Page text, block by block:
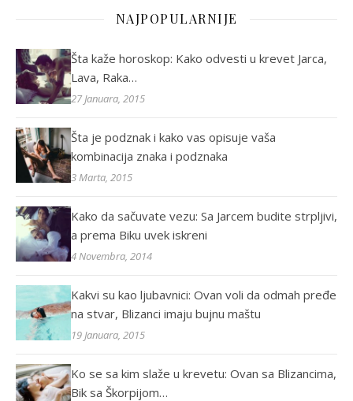
NAJPOPULARNIJE
Šta kaže horoskop: Kako odvesti u krevet Jarca,
Lava, Raka…
27 Januara, 2015
Šta je podznak i kako vas opisuje vaša
kombinacija znaka i podznaka
3 Marta, 2015
Kako da sačuvate vezu: Sa Jarcem budite strpljivi,
a prema Biku uvek iskreni
4 Novembra, 2014
Kakvi su kao ljubavnici: Ovan voli da odmah pređe
na stvar, Blizanci imaju bujnu maštu
19 Januara, 2015
Ko se sa kim slaže u krevetu: Ovan sa Blizancima,
Bik sa Škorpijom…